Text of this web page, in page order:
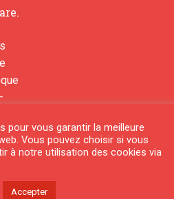
rights reserved
pour vous garantir la meilleure
Vous pouvez choisir si vous
à notre utilisation des cookies via
Accepter